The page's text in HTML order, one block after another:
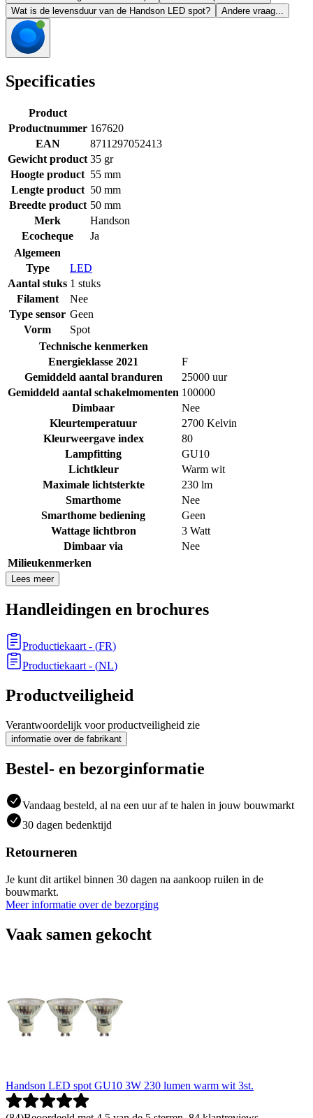
Wat is de levensduur van de Handson LED spot?
Andere vraag...
Specificaties
Product
Productnummer 167620
EAN
8711297052413
Gewicht product 35 gr
Hoogte product 55 mm
Lengte product 50 mm
Breedte product 50 mm
Merk
Handson
Ecocheque
Ja
Algemeen
Type
LED
Aantal stuks 1 stuks
Filament
Nee
Type sensor Geen
Vorm
Spot
Technische kenmerken
Energieklasse 2021
F
Gemiddeld aantal branduren
25000 uur
Gemiddeld aantal schakelmomenten 100000
Dimbaar
Nee
Kleurtemperatuur
2700 Kelvin
Kleurweergave index
80
Lampfitting
GU10
Lichtkleur
Warm wit
Maximale lichtsterkte
230 lm
Smarthome
Nee
Smarthome bediening
Geen
Wattage lichtbron
3 Watt
Dimbaar via
Nee
Milieukenmerken
Lees meer
Handleidingen en brochures
Productiekaart - (FR)
Productiekaart - (NL)
Productveiligheid
Verantwoordelijk voor productveiligheid zie
informatie over de fabrikant
Bestel- en bezorginformatie
Vandaag besteld, al na een uur af te halen in jouw bouwmarkt
30 dagen bedenktijd
Retourneren
Je kunt dit artikel binnen 30 dagen na aankoop ruilen in de
bouwmarkt.
Meer informatie over de bezorging
Vaak samen gekocht
Handson LED spot GU10 3W 230 lumen warm wit 3st.